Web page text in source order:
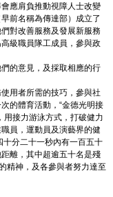
應肩負推動視障人士改變
前名稱為傳達部）成立了
對改善服務及發展新服務
級職員隊工成員，參與政
的意見，及採取相應的行
用者所需的技巧，參與社
的體育活動，“金德光明接
用接力游泳方式，打破健力
員，運動員及演藝界的健
分二十一秒內有一百五十
離，其中超逾五十名是殘
精神，及各參與者努力達至